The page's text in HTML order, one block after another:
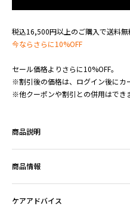
税込16,500円以上のご購入で送料無
今ならさらに10%OFF
セール価格よりさらに10%OFF。
※割引後の価格は、ログイン後にカ
※他クーポンや割引との併用はでき
商品説明
商品情報
ケアアドバイス